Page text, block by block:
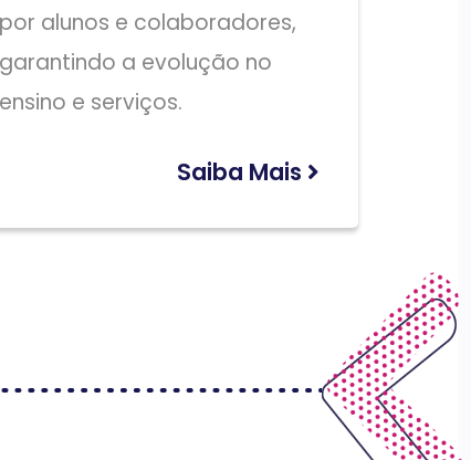
por alunos e colaboradores,
garantindo a evolução no
ensino e serviços.
Saiba Mais